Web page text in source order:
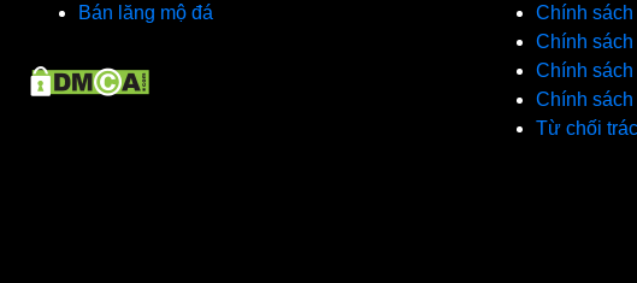
Bán lăng mộ đá
Chính sách
Chính
Chính
Chính
Từ chối